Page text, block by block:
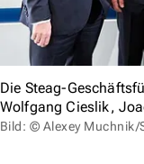
Die Steag-
Wolfgang Cieslik,
Bild: © Alexey Muchnik/